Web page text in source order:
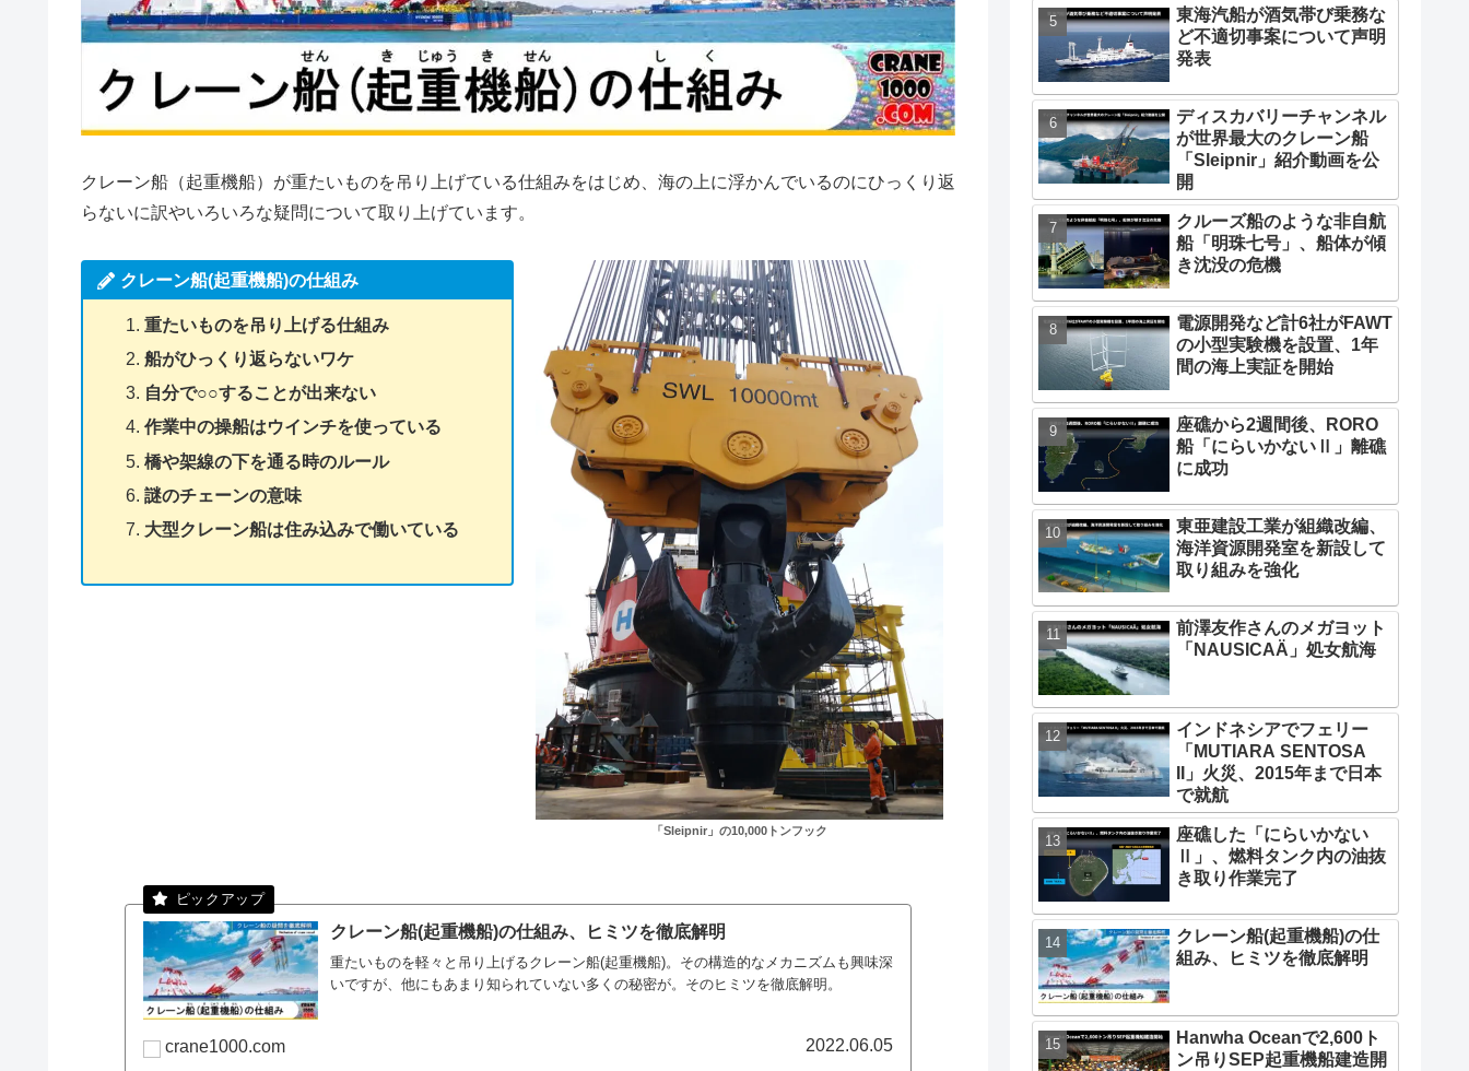
クレーン船（起重機船）が重たいものを吊り上げている仕組みをはじめ、海の上に浮かんでいるのにひっくり返
らないに訳やいろいろな疑問について取り上げています。
クレーン船(起重機船)の仕組み
重たいものを吊り上げる仕組み
船がひっくり返らないワケ
自分で○○することが出来ない
作業中の操船はウインチを使っている
橋や架線の下を通る時のルール
謎のチェーンの意味
大型クレーン船は住み込みで働いている
「Sleipnir」の10,000トンフック
クレーン船(起重機船)の仕組み、ヒミツを徹底解明
重たいものを軽々と吊り上げるクレーン船(起重機船)。その構造的なメカニズムも興味深
いですが、他にもあまり知られていない多くの秘密が。そのヒミツを徹底解明。
crane1000.com 2022.06.05
東海汽船が酒気帯び乗務な
ど不適切事案について声明
発表
ディスカバリーチャンネル
が世界最大のクレーン船
「Sleipnir」紹介動画を公
開
クルーズ船のような非自航
船「明珠七号」、船体が傾
き沈没の危機
電源開発など計6社がFAWT
の小型実験機を設置、1年
間の海上実証を開始
座礁から2週間後、RORO
船「にらいかないⅡ」離礁
に成功
東亜建設工業が組織改編、
海洋資源開発室を新設して
取り組みを強化
前澤友作さんのメガヨット
「NAUSICAÄ」処女航海
インドネシアでフェリー
「MUTIARA SENTOSA
II」火災、2015年まで日本
で就航
座礁した「にらいかない
Ⅱ」、燃料タンク内の油抜
き取り作業完了
クレーン船(起重機船)の仕
組み、ヒミツを徹底解明
Hanwha Oceanで2,600ト
ン吊りSEP起重機船建造開